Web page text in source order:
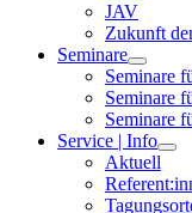
JAV
Zukunft
Seminare
Seminare
Seminare
Seminare
Service | Info
Aktuell